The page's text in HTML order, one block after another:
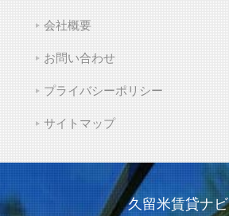
会社概要
お問い合わせ
プライバシーポリシー
サイトマップ
久留米賃貸ナビ